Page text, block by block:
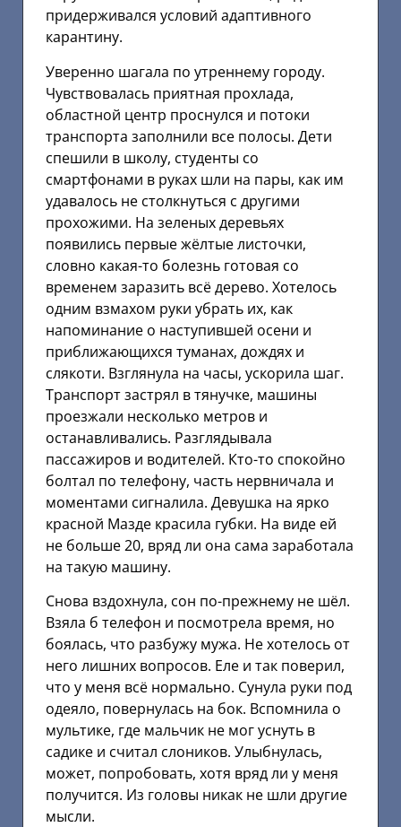
придерживался условий адаптивного
карантину.
Уверенно шагала по утреннему городу.
Чувствовалась приятная прохлада,
областной центр проснулся и потоки
транспорта заполнили все полосы. Дети
спешили в школу, студенты со
смартфонами в руках шли на пары, как им
удавалось не столкнуться с другими
прохожими. На зеленых деревьях
появились первые жёлтые листочки,
словно какая-то болезнь готовая со
временем заразить всё дерево. Хотелось
одним взмахом руки убрать их, как
напоминание о наступившей осени и
приближающихся туманах, дождях и
слякоти. Взглянула на часы, ускорила шаг.
Транспорт застрял в тянучке, машины
проезжали несколько метров и
останавливались. Разглядывала
пассажиров и водителей. Кто-то спокойно
болтал по телефону, часть нервничала и
моментами сигналила. Девушка на ярко
красной Мазде красила губки. На виде ей
не больше 20, вряд ли она сама заработала
на такую машину.
Снова вздохнула, сон по-прежнему не шёл.
Взяла б телефон и посмотрела время, но
боялась, что разбужу мужа. Не хотелось от
него лишних вопросов. Еле и так поверил,
что у меня всё нормально. Сунула руки под
одеяло, повернулась на бок. Вспомнила о
мультике, где мальчик не мог уснуть в
садике и считал слоников. Улыбнулась,
может, попробовать, хотя вряд ли у меня
получится. Из головы никак не шли другие
мысли.